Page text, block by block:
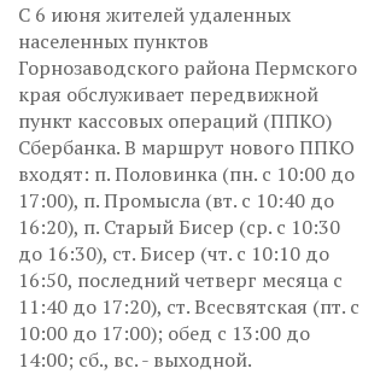
С 6 июня жителей удаленных
населенных пунктов
Горнозаводского района Пермского
края обслуживает передвижной
пункт кассовых операций (ППКО)
Сбербанка. В маршрут нового ППКО
входят: п. Половинка (пн. с 10:00 до
17:00), п. Промысла (вт. с 10:40 до
16:20), п. Старый Бисер (ср. с 10:30
до 16:30), ст. Бисер (чт. с 10:10 до
16:50, последний четверг месяца с
11:40 до 17:20), ст. Всесвятская (пт. с
10:00 до 17:00); обед с 13:00 до
14:00; сб., вс. - выходной.